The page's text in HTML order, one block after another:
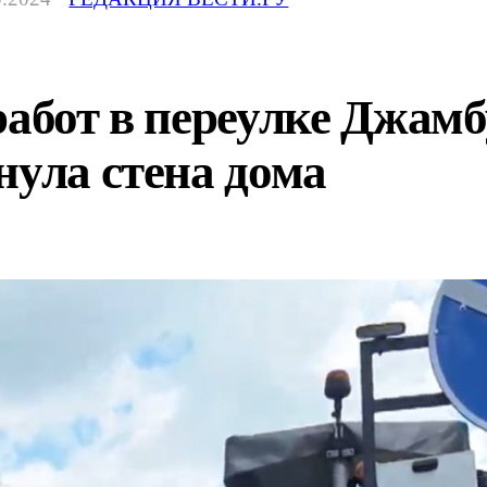
в переулке
стена дома